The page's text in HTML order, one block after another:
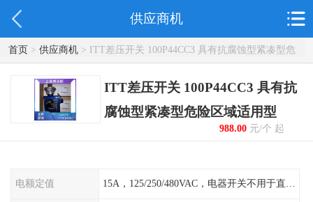
供应商机
首页> 供应商机> ITT差压开关 100P44CC3 具有抗腐蚀型紧凑型危
险区域适用型
ITT差压开关 100P44CC3 具有抗
腐蚀型紧凑型危险区域适用型
988.00元/个 起
电额定值